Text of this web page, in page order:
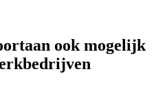
ook mogelijk